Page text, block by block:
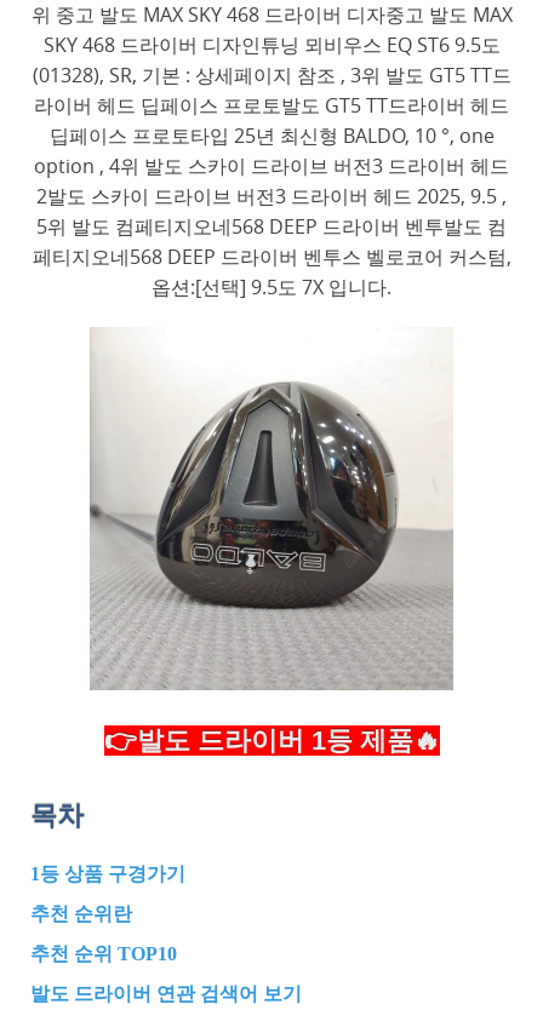
위 중고 발도 MAX SKY 468 드라이버 디자중고 발도 MAX
SKY 468 드라이버 디자인튜닝 뫼비우스 EQ ST6 9.5도
(01328), SR, 기본 : 상세페이지 참조 , 3위 발도 GT5 TT드
라이버 헤드 딥페이스 프로토발도 GT5 TT드라이버 헤드
딥페이스 프로토타입 25년 최신형 BALDO, 10 °, one
option , 4위 발도 스카이 드라이브 버전3 드라이버 헤드
2발도 스카이 드라이브 버전3 드라이버 헤드 2025, 9.5 ,
5위 발도 컴페티지오네568 DEEP 드라이버 벤투발도 컴
페티지오네568 DEEP 드라이버 벤투스 벨로코어 커스텀,
옵션:[선택] 9.5도 7X 입니다.
👉발도 드라이버 1등 제품🔥
목차
1등 상품 구경가기
추천 순위란
추천 순위 TOP10
발도 드라이버 연관 검색어 보기